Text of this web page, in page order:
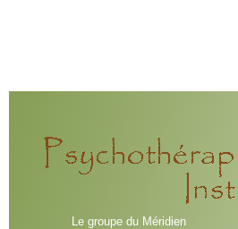
Le groupe du Méridien